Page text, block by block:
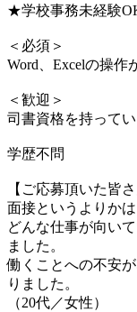
★学校事務未経験
＜必須＞
Word、Excelの操作
＜歓迎＞
司書資格を持って
学歴不問
【ご応募頂いた皆
面接というよりか
どんな仕事が向い
ました。
働くことへの不安
りました。
（20代／女性）